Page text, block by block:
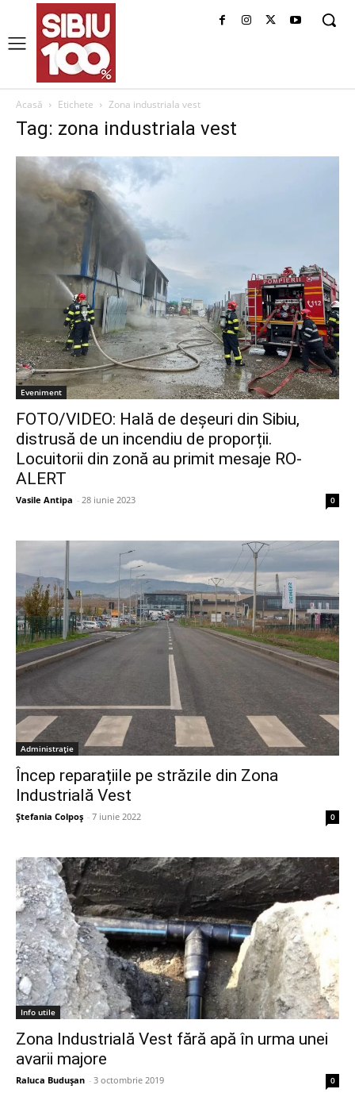
Acasă Etichete Zona industriala vest
Tag: zona industriala vest
Eveniment
FOTO/VIDEO: Hală de deșeuri din Sibiu,
distrusă de un incendiu de proporții.
Locuitorii din zonă au primit mesaje RO-
ALERT
Vasile Antipa - 28 iunie 2023 0
Administrație
Încep reparațiile pe străzile din Zona
Industrială Vest
Ștefania Colpoș - 7 iunie 2022 0
Info utile
Zona Industrială Vest fără apă în urma unei
avarii majore
Raluca Buduşan - 3 octombrie 2019 0